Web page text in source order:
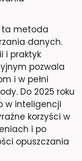
ta metoda
danych.
i praktyk
pozwala
i w pełni
Do 2025 roku
w inteligencji
korzyści w
i po
opuszczania